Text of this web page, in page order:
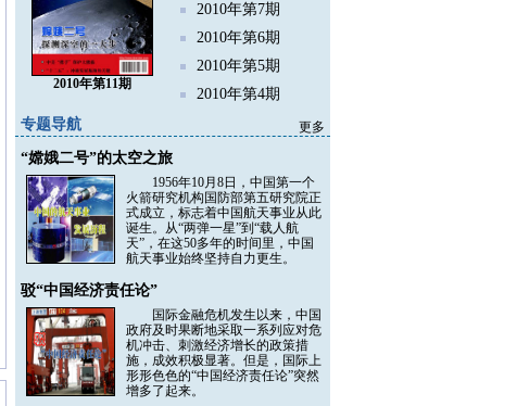
2010年第11期
2010年第7期
2010年第6期
2010年第5期
2010年第4期
专题导航
更多
“嫦娥二号”的太空之旅
1956年10月8日，中国第一个
火箭研究机构国防部第五研究院正
式成立，标志着中国航天事业从此
诞生。从“两弹一星”到“载人航
天”，在这50多年的时间里，中国
航天事业始终坚持自力更生。
驳“中国经济责任论”
国际金融危机发生以来，中国
政府及时果断地采取一系列应对危
机冲击、刺激经济增长的政策措
施，成效积极显著。但是，国际上
形形色色的“中国经济责任论”突然
增多了起来。